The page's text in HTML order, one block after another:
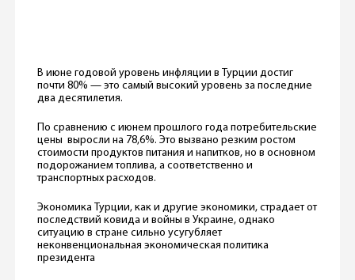
В июне годовой уровень инфляции в Турции достиг
почти 80% — это самый высокий уровень за последние
два десятилетия.
По сравнению с июнем прошлого года потребительские
цены выросли на 78,6%. Это вызвано резким ростом
стоимости продуктов питания и напитков, но в основном
подорожанием топлива, а соответственно и
транспортных расходов.
Экономика Турции, как и другие экономики, страдает от
последствий ковида и войны в Украине, однако
ситуацию в стране сильно усугубляет
неконвенциональная экономическая политика
президента